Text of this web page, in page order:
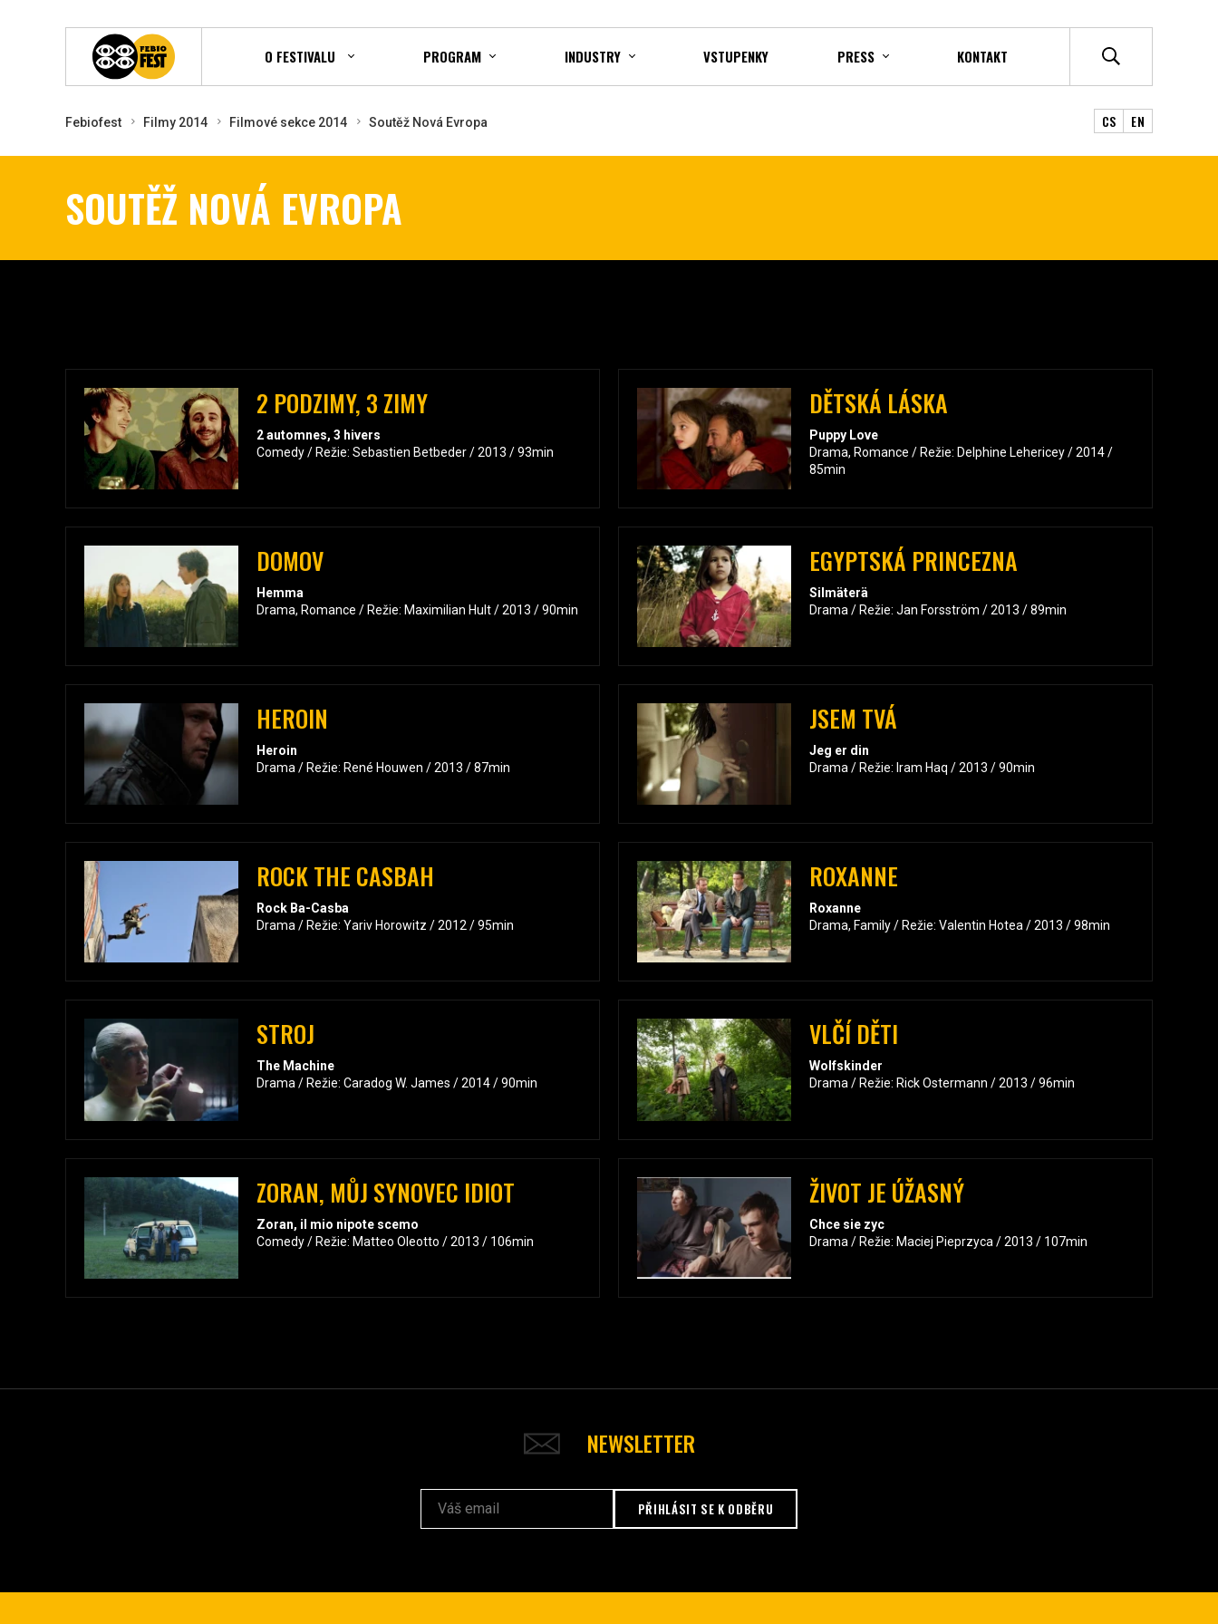
O FESTIVALU PROGRAM INDUSTRY VSTUPENKY PRESS KONTAKT
Febiofest Filmy 2014 Filmové sekce 2014 Soutěž Nová Evropa CS EN
SOUTĚŽ NOVÁ EVROPA
2 PODZIMY, 3 ZIMY
2 automnes, 3 hivers
Comedy / Režie: Sebastien Betbeder / 2013 / 93min
DĚTSKÁ LÁSKA
Puppy Love
Drama, Romance / Režie: Delphine Lehericey / 2014 /
85min
DOMOV
Hemma
Drama, Romance / Režie: Maximilian Hult / 2013 / 90min
EGYPTSKÁ PRINCEZNA
Silmäterä
Drama / Režie: Jan Forsström / 2013 / 89min
HEROIN
Heroin
Drama / Režie: René Houwen / 2013 / 87min
JSEM TVÁ
Jeg er din
Drama / Režie: Iram Haq / 2013 / 90min
ROCK THE CASBAH
Rock Ba-Casba
Drama / Režie: Yariv Horowitz / 2012 / 95min
ROXANNE
Roxanne
Drama, Family / Režie: Valentin Hotea / 2013 / 98min
STROJ
The Machine
Drama / Režie: Caradog W. James / 2014 / 90min
VLČÍ DĚTI
Wolfskinder
Drama / Režie: Rick Ostermann / 2013 / 96min
ZORAN, MŮJ SYNOVEC IDIOT
Zoran, il mio nipote scemo
Comedy / Režie: Matteo Oleotto / 2013 / 106min
ŽIVOT JE ÚŽASNÝ
Chce sie zyc
Drama / Režie: Maciej Pieprzyca / 2013 / 107min
NEWSLETTER
PŘIHLÁSIT SE K ODBĚRU